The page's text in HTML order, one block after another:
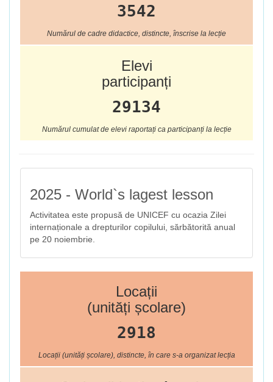
3542
Numărul de cadre didactice, distincte, înscrise la lecție
Elevi
participanți
29134
Numărul cumulat de elevi raportați ca participanți la lecție
2025 - World`s lagest lesson
Activitatea este propusă de UNICEF cu ocazia Zilei
internaționale a drepturilor copilului, sărbătorită anual
pe 20 noiembrie.
Locații
(unități școlare)
2918
Locații (unități școlare), distincte, în care s-a organizat lecția